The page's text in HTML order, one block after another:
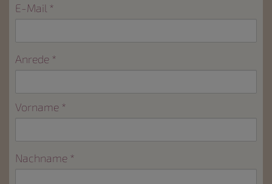
E-Mail
Anrede
Vorname
Nachname